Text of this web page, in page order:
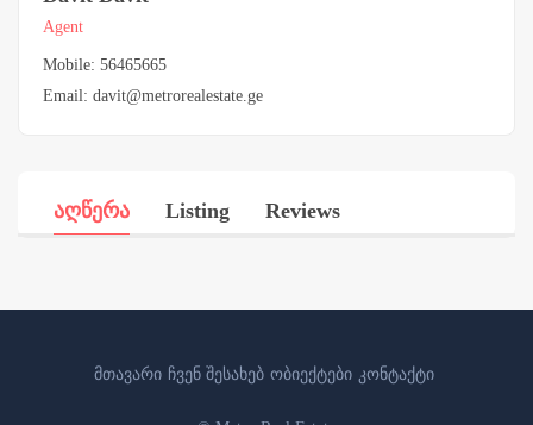
Agent
Mobile: 56465665
Email: davit@metrorealestate.ge
აღწერა Listing Reviews
მთავარი ჩვენ შესახებ ობიექტები კონტაქტი